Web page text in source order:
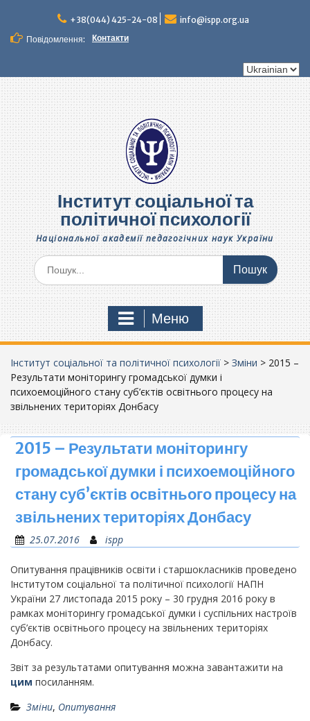
вмісту
+38(044) 425-24-08
info@ispp.org.ua
Повідомлення:
Контакти
Вибрати
Інститут соціальної та
політичної психології
Національної академії педагогічних наук України
Шукати:
Меню
Інститут соціальної та політичної психології > Зміни > 2015 –
Результати моніторингу громадської думки і
психоемоційного стану суб’єктів освітнього процесу на
звільнених територіях Донбасу
2015 – Результати моніторингу
громадської думки і психоемоційного
стану суб’єктів освітнього процесу на
звільнених територіях Донбасу
25.07.2016 ispp
Опитування працівників освіти і старшокласників проведено
Інститутом соціальної та політичної психології НАПН
України 27 листопада 2015 року – 30 грудня 2016 року в
рамках моніторингу громадської думки і суспільних настроїв
суб’єктів освітнього процесу на звільнених територіях
Донбасу.
Звіт за результатами опитування можна завантажити на
цим посиланням.
Зміни, Опитування